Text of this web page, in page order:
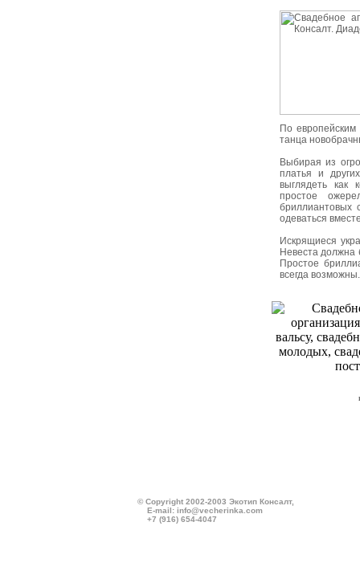
По
танца
Выбирая из
платья и
выглядеть как
простое
бриллиантовых
одеваться
Искрящиеся
Невеста должна
Простое
всегда возможны.
© Copyright 2002-2003 Экотип Консалт,
E-mail: info@vecherinka.com
+7 (916) 654-4047